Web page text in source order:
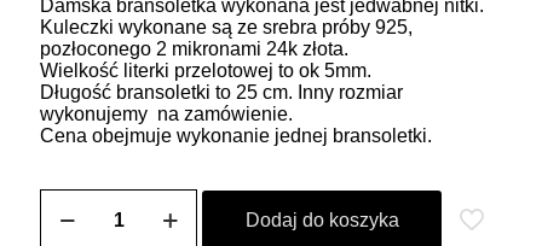
Damska bransoletka wykonana jest jedwabnej nitki.
Kuleczki wykonane są ze srebra próby 925,
pozłoconego 2 mikronami 24k złota.
Wielkość literki przelotowej to ok 5mm.
Długość bransoletki to 25 cm. Inny rozmiar
wykonujemy na zamówienie.
Cena obejmuje wykonanie jednej bransoletki.
Bransoletka
Dodaj do koszyka